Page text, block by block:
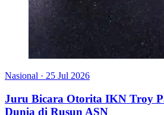
Nasional · 25 Jul 2026
Juru Bicara Otorita IKN Troy
Dunia di Rusun ASN